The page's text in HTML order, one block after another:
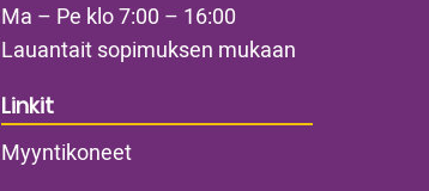
Ma – Pe klo 7:00 – 16:00
Lauantait sopimuksen mukaan
Linkit
Myyntikoneet